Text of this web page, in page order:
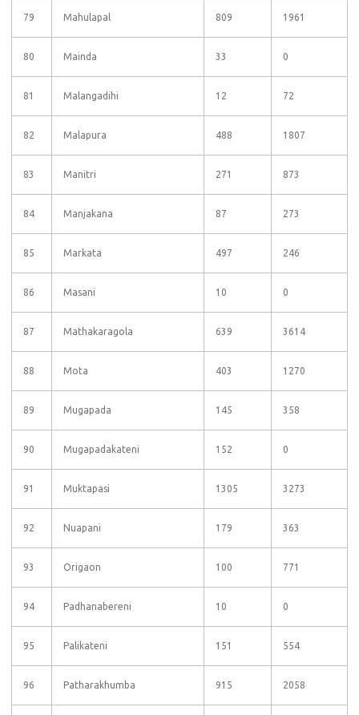
79 Mahulapal 809 1961
80 Mainda 33 0
81 Malangadihi 12 72
82 Malapura 488 1807
83 Manitri 271 873
84 Manjakana 87 273
85 Markata 497 246
86 Masani 10 0
87 Mathakaragola 639 3614
88 Mota 403 1270
89 Mugapada 145 358
90 Mugapadakateni 152 0
91 Muktapasi 1305 3273
92 Nuapani 179 363
93 Origaon 100 771
94 Padhanabereni 10 0
95 Palikateni 151 554
96 Patharakhumba 915 2058